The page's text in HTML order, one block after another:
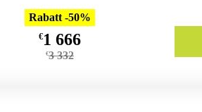
Rabatt -50%
€1 666
€3 332